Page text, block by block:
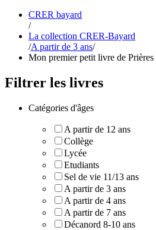
CRER bayard
/
La collection CRER-Bayard
/A partir de 3 ans/
Mon premier petit livre de Prières
Filtrer les livres
Catégories d'âges
A partir de 12 ans
Collège
Lycée
Etudiants
Sel de vie 11/13 ans
A partir de 3 ans
A partir de 4 ans
A partir de 7 ans
Décanord 8-10 ans